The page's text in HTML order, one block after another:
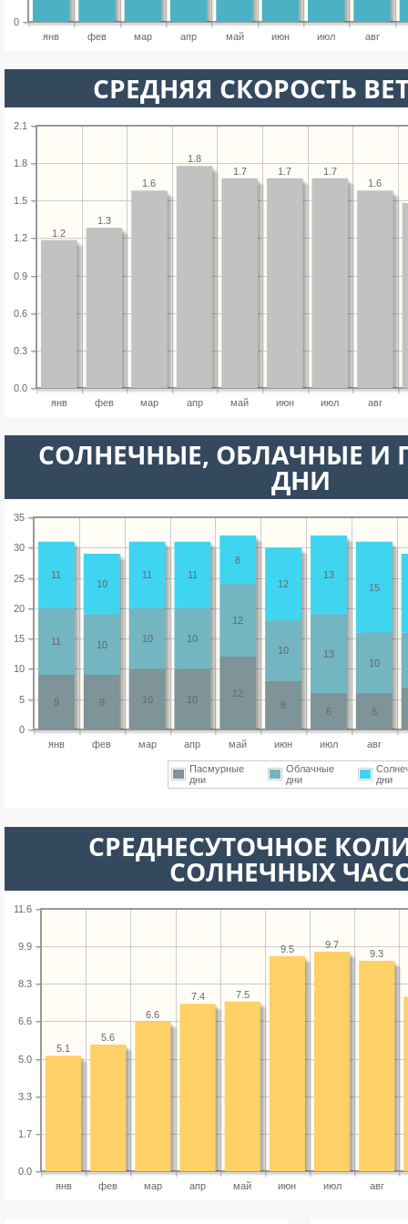
янв фев мар апр май июн июл авг
0
СРЕДНЯЯ СКОРОСТЬ
янв фев мар апр май июн июл авг
0.0
0.3
0.6
0.9
1.2
1.5
1.8
2.1
1.6
1.7
1.7
1.7
1.8
1.6
1.3
1.2
CОЛНЕЧНЫЕ, ОБЛАЧНЫЕ И
ДНИ
янв фев мар апр май июн июл авг
0
5
10
15
20
25
30
35
6
6
8
12
10
10
9
9
10
13
10
12
10
10
10
11
15
13
12
8
11
11
10
11
Пасмурные
дни
Облачные
дни
дни
СРЕДНЕСУТОЧНОЕ
СОЛНЕЧНЫХ
янв фев мар апр май июн июл авг
0.0
1.7
3.3
5.0
6.6
8.3
9.9
11.6
9.3
9.7
9.5
7.5
7.4
6.6
5.6
5.1